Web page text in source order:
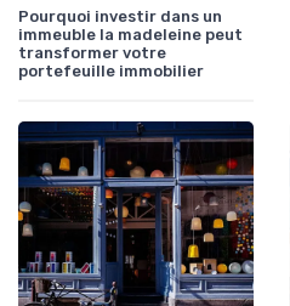
Pourquoi investir dans un
immeuble la madeleine peut
transformer votre
portefeuille immobilier